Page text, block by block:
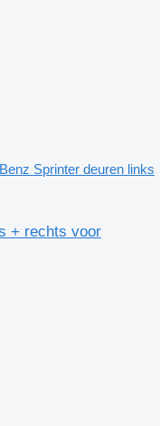
Sprinter deuren links
+ rechts voor